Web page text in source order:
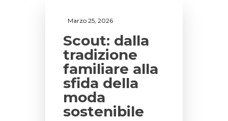
Marzo 25, 2026
Scout: dalla
tradizione
familiare alla
sfida della
moda
sostenibile